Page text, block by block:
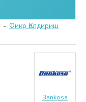
- Фикр Қолдириш
Bankosa